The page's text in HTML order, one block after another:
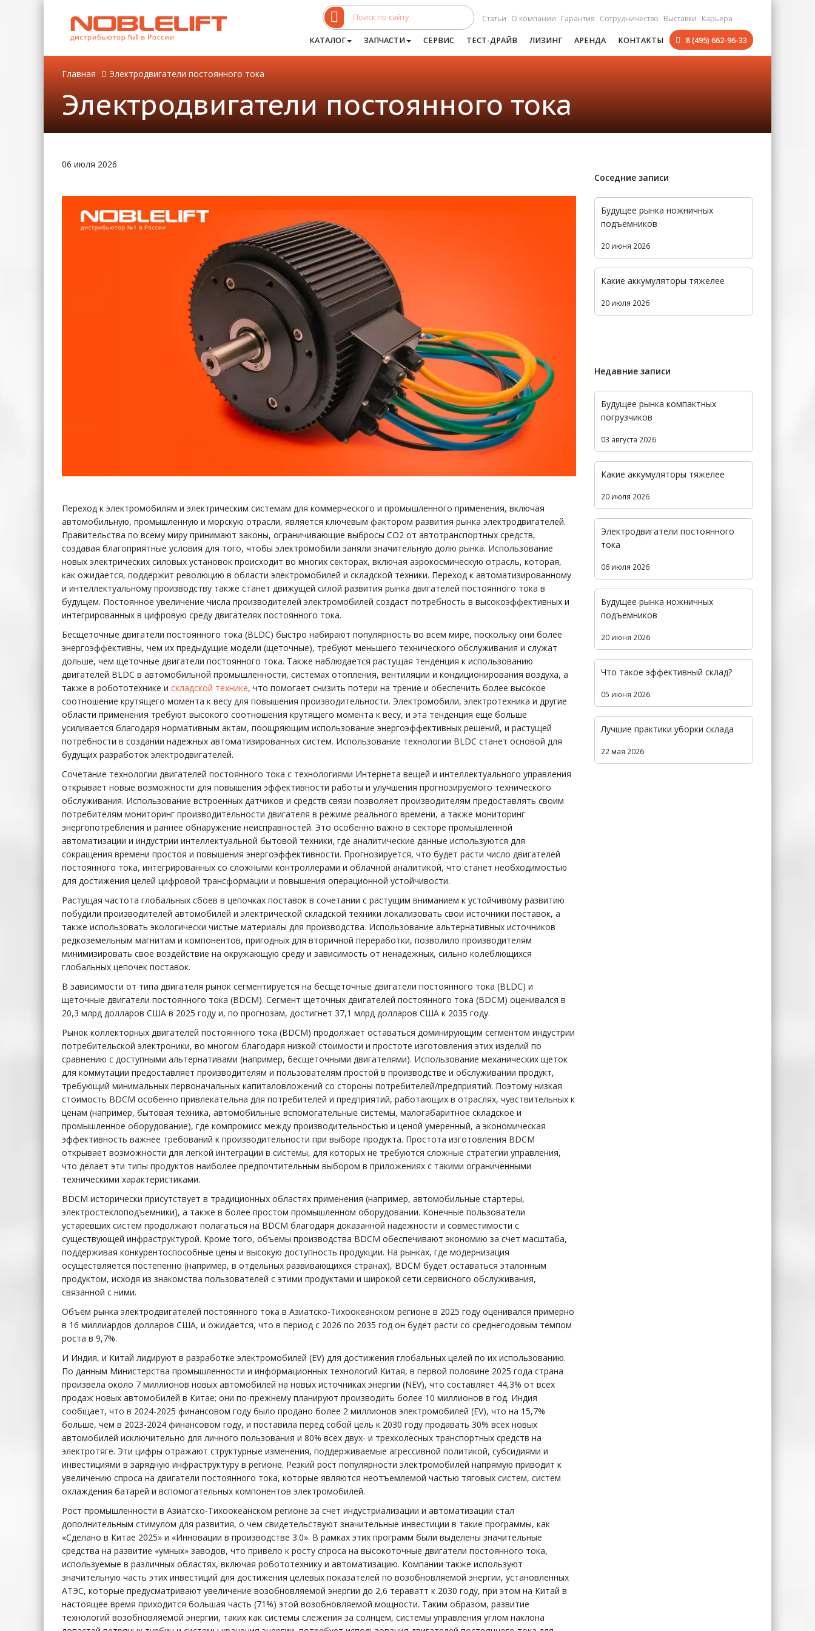
Статьи О компании Гарантия Сотрудничество Выставки Карьера
КАТАЛОГ ЗАПЧАСТИ СЕРВИС ТЕСТ-ДРАЙВ ЛИЗИНГ АРЕНДА КОНТАКТЫ 8 (495) 662-96-33
Главная Электродвигатели постоянного тока
Электродвигатели постоянного тока
06 июля 2026
Переход к электромобилям и электрическим системам для коммерческого и промышленного применения, включая
автомобильную, промышленную и морскую отрасли, является ключевым фактором развития рынка электродвигателей.
Правительства по всему миру принимают законы, ограничивающие выбросы CO2 от автотранспортных средств,
создавая благоприятные условия для того, чтобы электромобили заняли значительную долю рынка. Использование
новых электрических силовых установок происходит во многих секторах, включая аэрокосмическую отрасль, которая,
как ожидается, поддержит революцию в области электромобилей и складской техники. Переход к автоматизированному
и интеллектуальному производству также станет движущей силой развития рынка двигателей постоянного тока в
будущем. Постоянное увеличение числа производителей электромобилей создаст потребность в высокоэффективных и
интегрированных в цифровую среду двигателях постоянного тока.
Бесщеточные двигатели постоянного тока (BLDC) быстро набирают популярность во всем мире, поскольку они более
энергоэффективны, чем их предыдущие модели (щеточные), требуют меньшего технического обслуживания и служат
дольше, чем щеточные двигатели постоянного тока. Также наблюдается растущая тенденция к использованию
двигателей BLDC в автомобильной промышленности, системах отопления, вентиляции и кондиционирования воздуха, а
также в робототехнике и складской технике, что помогает снизить потери на трение и обеспечить более высокое
соотношение крутящего момента к весу для повышения производительности. Электромобили, электротехника и другие
области применения требуют высокого соотношения крутящего момента к весу, и эта тенденция еще больше
усиливается благодаря нормативным актам, поощряющим использование энергоэффективных решений, и растущей
потребности в создании надежных автоматизированных систем. Использование технологии BLDC станет основой для
будущих разработок электродвигателей.
Сочетание технологии двигателей постоянного тока с технологиями Интернета вещей и интеллектуального управления
открывает новые возможности для повышения эффективности работы и улучшения прогнозируемого технического
обслуживания. Использование встроенных датчиков и средств связи позволяет производителям предоставлять своим
потребителям мониторинг производительности двигателя в режиме реального времени, а также мониторинг
энергопотребления и раннее обнаружение неисправностей. Это особенно важно в секторе промышленной
автоматизации и индустрии интеллектуальной бытовой техники, где аналитические данные используются для
сокращения времени простоя и повышения энергоэффективности. Прогнозируется, что будет расти число двигателей
постоянного тока, интегрированных со сложными контроллерами и облачной аналитикой, что станет необходимостью
для достижения целей цифровой трансформации и повышения операционной устойчивости.
Растущая частота глобальных сбоев в цепочках поставок в сочетании с растущим вниманием к устойчивому развитию
побудили производителей автомобилей и электрической складской техники локализовать свои источники поставок, а
также использовать экологически чистые материалы для производства. Использование альтернативных источников
редкоземельным магнитам и компонентов, пригодных для вторичной переработки, позволило производителям
минимизировать свое воздействие на окружающую среду и зависимость от ненадежных, сильно колеблющихся
глобальных цепочек поставок.
В зависимости от типа двигателя рынок сегментируется на бесщеточные двигатели постоянного тока (BLDC) и
щеточные двигатели постоянного тока (BDCM). Сегмент щеточных двигателей постоянного тока (BDCM) оценивался в
20,3 млрд долларов США в 2025 году и, по прогнозам, достигнет 37,1 млрд долларов США к 2035 году.
Рынок коллекторных двигателей постоянного тока (BDCM) продолжает оставаться доминирующим сегментом индустрии
потребительской электроники, во многом благодаря низкой стоимости и простоте изготовления этих изделий по
сравнению с доступными альтернативами (например, бесщеточными двигателями). Использование механических щеток
для коммутации предоставляет производителям и пользователям простой в производстве и обслуживании продукт,
требующий минимальных первоначальных капиталовложений со стороны потребителей/предприятий. Поэтому низкая
стоимость BDCM особенно привлекательна для потребителей и предприятий, работающих в отраслях, чувствительных к
ценам (например, бытовая техника, автомобильные вспомогательные системы, малогабаритное складское и
промышленное оборудование), где компромисс между производительностью и ценой умеренный, а экономическая
эффективность важнее требований к производительности при выборе продукта. Простота изготовления BDCM
открывает возможности для легкой интеграции в системы, для которых не требуются сложные стратегии управления,
что делает эти типы продуктов наиболее предпочтительным выбором в приложениях с такими ограниченными
техническими характеристиками.
BDCM исторически присутствует в традиционных областях применения (например, автомобильные стартеры,
электростеклоподъемники), а также в более простом промышленном оборудовании. Конечные пользователи
устаревших систем продолжают полагаться на BDCM благодаря доказанной надежности и совместимости с
существующей инфраструктурой. Кроме того, объемы производства BDCM обеспечивают экономию за счет масштаба,
поддерживая конкурентоспособные цены и высокую доступность продукции. На рынках, где модернизация
осуществляется постепенно (например, в отдельных развивающихся странах), BDCM будет оставаться эталонным
продуктом, исходя из знакомства пользователей с этими продуктами и широкой сети сервисного обслуживания,
связанной с ними.
Объем рынка электродвигателей постоянного тока в Азиатско-Тихоокеанском регионе в 2025 году оценивался примерно
в 16 миллиардов долларов США, и ожидается, что в период с 2026 по 2035 год он будет расти со среднегодовым темпом
роста в 9,7%.
И Индия, и Китай лидируют в разработке электромобилей (EV) для достижения глобальных целей по их использованию.
По данным Министерства промышленности и информационных технологий Китая, в первой половине 2025 года страна
произвела около 7 миллионов новых автомобилей на новых источниках энергии (NEV), что составляет 44,3% от всех
продаж новых автомобилей в Китае; они по-прежнему планируют производить более 10 миллионов в год. Индия
сообщает, что в 2024-2025 финансовом году было продано более 2 миллионов электромобилей (EV), что на 15,7%
больше, чем в 2023-2024 финансовом году, и поставила перед собой цель к 2030 году продавать 30% всех новых
автомобилей исключительно для личного пользования и 80% всех двух- и трехколесных транспортных средств на
электротяге. Эти цифры отражают структурные изменения, поддерживаемые агрессивной политикой, субсидиями и
инвестициями в зарядную инфраструктуру в регионе. Резкий рост популярности электромобилей напрямую приводит к
увеличению спроса на двигатели постоянного тока, которые являются неотъемлемой частью тяговых систем, систем
охлаждения батарей и вспомогательных компонентов электромобилей.
Рост промышленности в Азиатско-Тихоокеанском регионе за счет индустриализации и автоматизации стал
дополнительным стимулом для развития, о чем свидетельствуют значительные инвестиции в такие программы, как
«Сделано в Китае 2025» и «Инновации в производстве 3.0». В рамках этих программ были выделены значительные
средства на развитие «умных» заводов, что привело к росту спроса на высокоточные двигатели постоянного тока,
используемые в различных областях, включая робототехнику и автоматизацию. Компании также используют
значительную часть этих инвестиций для достижения целевых показателей по возобновляемой энергии, установленных
АТЭС, которые предусматривают увеличение возобновляемой энергии до 2,6 тераватт к 2030 году, при этом на Китай в
настоящее время приходится большая часть (71%) этой возобновляемой мощности. Таким образом, развитие
технологий возобновляемой энергии, таких как системы слежения за солнцем, системы управления углом наклона
Соседние записи
Будущее рынка ножничных
подъемников
20 июня 2026
Какие аккумуляторы тяжелее
20 июля 2026
Недавние записи
Будущее рынка компактных
погрузчиков
03 августа 2026
Какие аккумуляторы тяжелее
20 июля 2026
Электродвигатели постоянного
тока
06 июля 2026
Будущее рынка ножничных
подъемников
20 июня 2026
Что такое эффективный склад?
05 июня 2026
Лучшие практики уборки склада
22 мая 2026